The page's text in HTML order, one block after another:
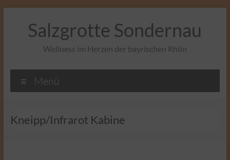
springenSalzgrotte Sondernau
Wellness im Herzen der bayrischen Rhön
Menü
Kneipp/Infrarot Kabine